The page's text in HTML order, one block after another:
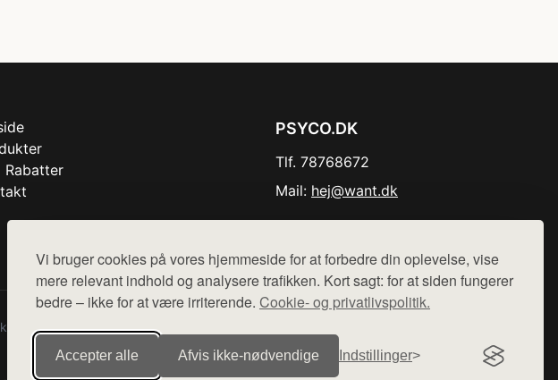
Vi bruger cookies på vores hjemmeside for at forbedre din oplevelse, vise
mere relevant indhold og analysere trafikken. Kort sagt: for at siden fungerer
bedre – ikke for at være irriterende. Cookie- og privatlivspolitik.
Accepter alle Afvis ikke‑nødvendige Indstillinger
Rabatter
PSYCO.DK
Tlf. 78768672
Mail: hej@want.dk
fra diverse webshops. Der sælges ikke varer fra denne side - vi henviser til de shops,